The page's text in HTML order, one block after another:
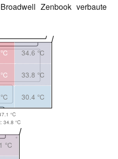
Zenbook verbaute
34.6 °C
33.8 °C
30.4 °C
°C
34.8 °C
°C